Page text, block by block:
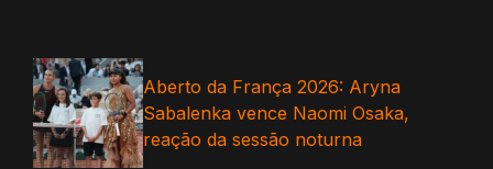
Aberto da França 2026: Aryna
Sabalenka vence Naomi Osaka,
reação da sessão noturna